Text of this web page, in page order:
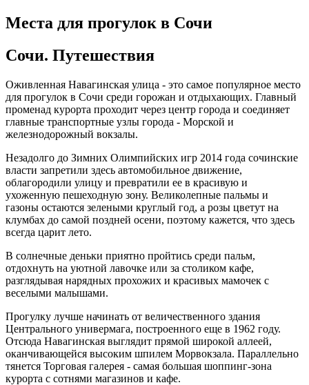
Места для прогулок в Сочи
Сочи. Путешествия
Оживленная Навагинская улица - это самое популярное место
для прогулок в Сочи среди горожан и отдыхающих. Главный
променад курорта проходит через центр города и соединяет
главные транспортные узлы города - Морской и
железнодорожный вокзалы.
Незадолго до Зимних Олимпийских игр 2014 года сочинские
власти запретили здесь автомобильное движение,
облагородили улицу и превратили ее в красивую и
ухоженную пешеходную зону. Великолепные пальмы и
газоны остаются зелеными круглый год, а розы цветут на
клумбах до самой поздней осени, поэтому кажется, что здесь
всегда царит лето.
В солнечные деньки приятно пройтись среди пальм,
отдохнуть на уютной лавочке или за столиком кафе,
разглядывая нарядных прохожих и красивых мамочек с
веселыми малышами.
Прогулку лучше начинать от величественного здания
Центрального универмага, построенного еще в 1962 году.
Отсюда Навагинская выглядит прямой широкой аллеей,
оканчивающейся высоким шпилем Морвокзала. Параллельно
тянется Торговая галерея - самая большая шоппинг-зона
курорта с сотнями магазинов и кафе.